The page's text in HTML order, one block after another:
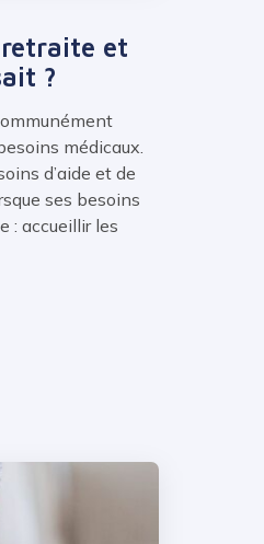
retraite et
?
médicaux.
d’aide et de
ses besoins
: accueillir les